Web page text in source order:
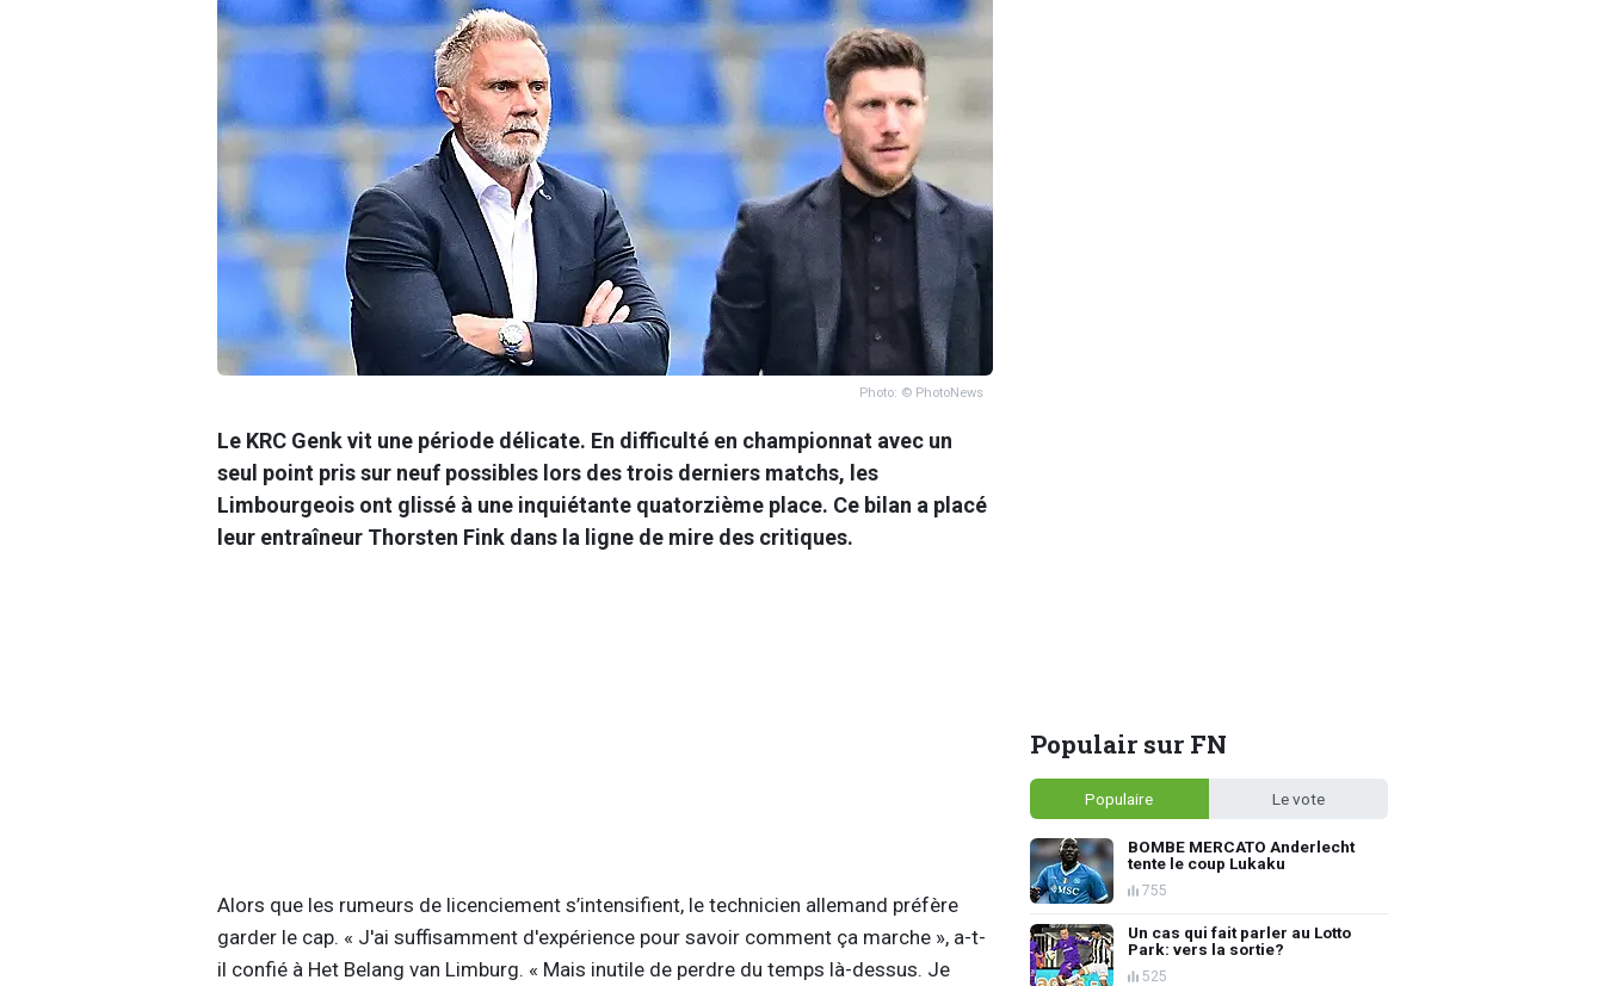
Photo: © PhotoNews
Le KRC Genk vit une période délicate. En difficulté en championnat avec un
seul point pris sur neuf possibles lors des trois derniers matchs, les
Limbourgeois ont glissé à une inquiétante quatorzième place. Ce bilan a placé
leur entraîneur Thorsten Fink dans la ligne de mire des critiques.
Alors que les rumeurs de licenciement s’intensifient, le technicien allemand préfère
garder le cap. « J'ai suffisamment d'expérience pour savoir comment ça marche », a-t-
il confié à Het Belang van Limburg. « Mais inutile de perdre du temps là-dessus. Je
Populair sur FN
Populaire Le vote
BOMBE MERCATO Anderlecht
tente le coup Lukaku
755
Un cas qui fait parler au Lotto
Park: vers la sortie?
525